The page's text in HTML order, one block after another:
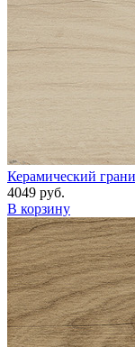
Керамический
4049 руб.
В корзину